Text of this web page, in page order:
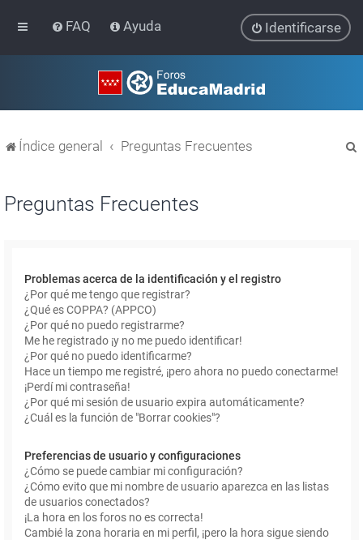
FAQ Ayuda Identificarse
Índice general Preguntas Frecuentes
Preguntas Frecuentes
Problemas acerca de la identificación y el registro
¿Por qué me tengo que registrar?
¿Qué es COPPA? (APPCO)
¿Por qué no puedo registrarme?
Me he registrado ¡y no me puedo identificar!
¿Por qué no puedo identificarme?
Hace un tiempo me registré, ¡pero ahora no puedo conectarme!
¡Perdí mi contraseña!
¿Por qué mi sesión de usuario expira automáticamente?
¿Cuál es la función de "Borrar cookies"?
Preferencias de usuario y configuraciones
¿Cómo se puede cambiar mi configuración?
¿Cómo evito que mi nombre de usuario aparezca en las listas
de usuarios conectados?
¡La hora en los foros no es correcta!
Cambié la zona horaria en mi perfil, ¡pero la hora sigue siendo